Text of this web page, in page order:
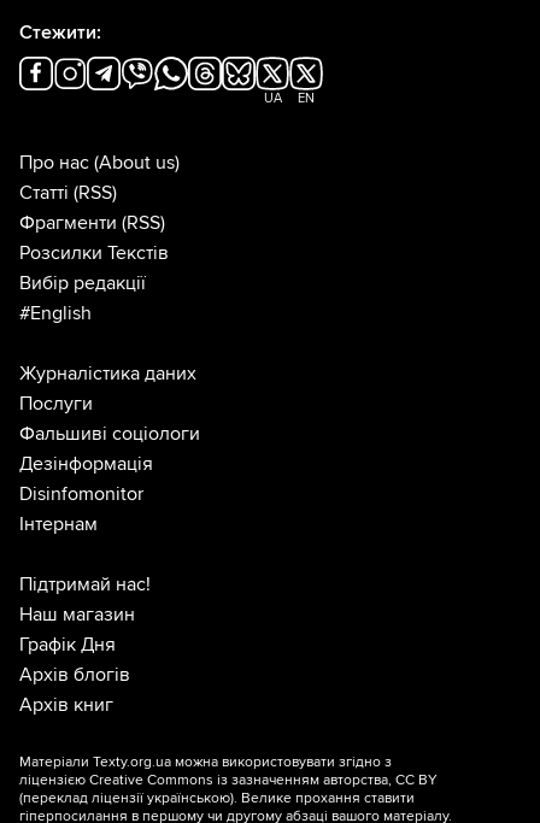
Стежити:
UA EN
Про нас (About us)
Статті (RSS)
Фрагменти (RSS)
Розсилки Текстів
Вибір редакції
#English
Журналістика даних
Послуги
Фальшиві соціологи
Дезінформація
Disinfomonitor
Інтернам
Підтримай нас!
Наш магазин
Графік Дня
Архів блогів
Архів книг
Матеріали Texty.org.ua можна використовувати згідно з
ліцензією Creative Commons із зазначенням авторства, CC BY
(переклад ліцензії українською). Велике прохання ставити
гіперпосилання в першому чи другому абзаці вашого матеріалу.